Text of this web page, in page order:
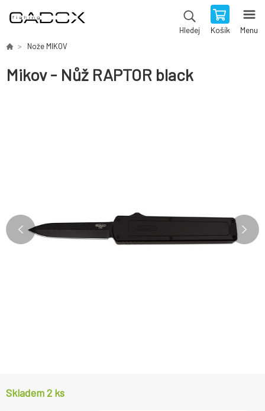
Hledej Košík Menu
Nože MIKOV
Mikov - Nůž RAPTOR black
Skladem 2 ks